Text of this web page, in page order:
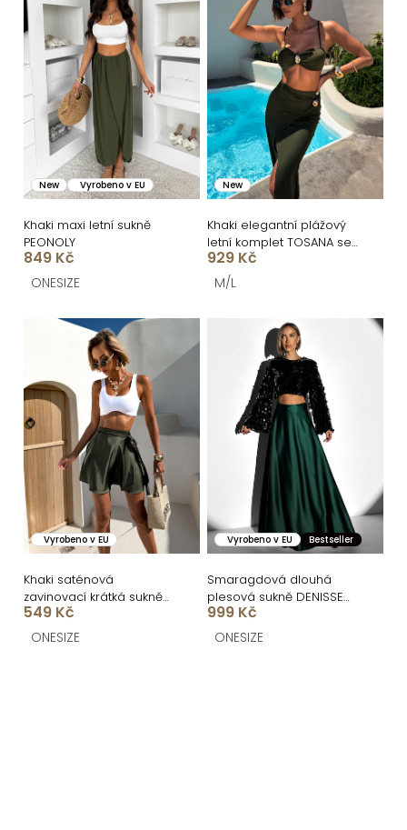
p
r
o
d
u
t
ů
p
i
s
p
r
o
d
u
k
New Vyrobeno v EU
Khaki maxi letní sukně
PEONOLY
849 Kč
ONESIZE
New
Khaki elegantní plážový
letní komplet TOSANA se
sukní
929 Kč
M/L
Vyrobeno v EU
Khaki saténová
zavinovací krátká sukně
YENKEE
549 Kč
ONESIZE
Vyrobeno v EU Bestseller
Smaragdová dlouhá
plesová sukně DENISSE
zavinovací
999 Kč
ONESIZE